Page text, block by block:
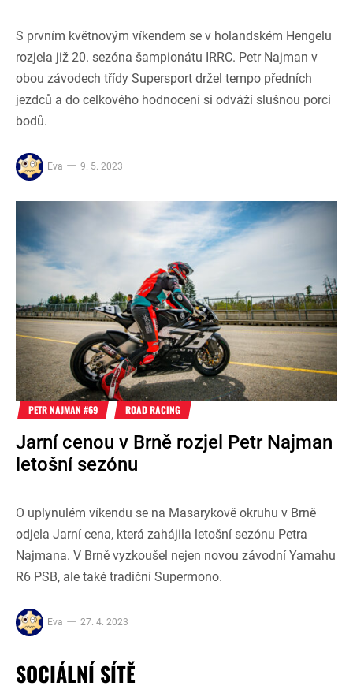
S prvním květnovým víkendem se v holandském Hengelu
rozjela již 20. sezóna šampionátu IRRC. Petr Najman v
obou závodech třídy Supersport držel tempo předních
jezdců a do celkového hodnocení si odváží slušnou porci
bodů.
Eva 9. 5. 2023
PETR NAJMAN #69 ROAD RACING
Jarní cenou v Brně rozjel Petr Najman
letošní sezónu
O uplynulém víkendu se na Masarykově okruhu v Brně
odjela Jarní cena, která zahájila letošní sezónu Petra
Najmana. V Brně vyzkoušel nejen novou závodní Yamahu
R6 PSB, ale také tradiční Supermono.
Eva 27. 4. 2023
SOCIÁLNÍ SÍTĚ